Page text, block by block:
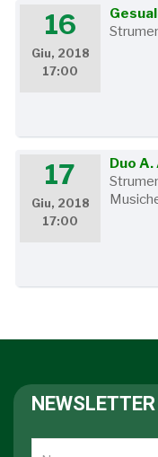
16
Giu, 2018
17:00
17
Giu, 2018
17:00
Duo
NEWSLETTER